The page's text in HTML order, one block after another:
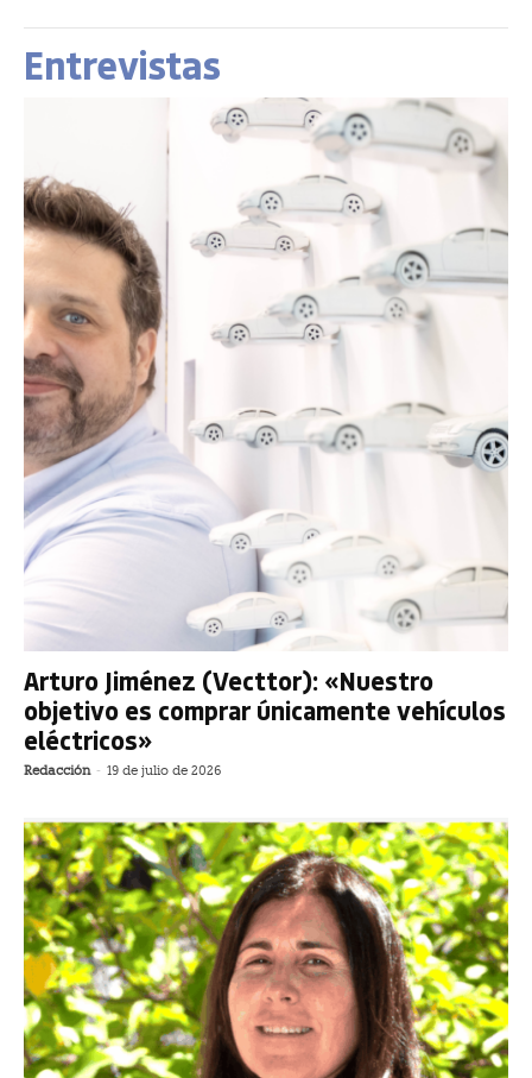
Entrevistas
Arturo Jiménez (Vecttor): «Nuestro
objetivo es comprar únicamente vehículos
eléctricos»
Redacción - 19 de julio de 2026